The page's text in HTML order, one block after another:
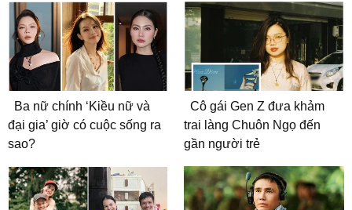
Ba nữ chính ‘Kiều nữ và
đại gia’ giờ có cuộc sống ra
sao?
Cô gái Gen Z đưa khảm
trai làng Chuôn Ngọ đến
gần người trẻ